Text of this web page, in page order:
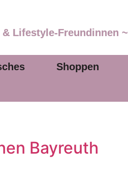
Lifestyle-Freundinnen ~
Shoppen
Bayreuth